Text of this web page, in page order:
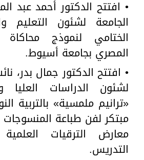
• افتتح الدكتور أحمد عبد
الجامعة لشئون التعليم
الختامي لنموذج
المصري بجامعة أسيوط.
• افتتح الدكتور جمال بدر،
لشئون الدراسات
«ترانيم ملمسية» بالتربية
مبتكر لفن طباعة
معارض الترقيات
التدريس.